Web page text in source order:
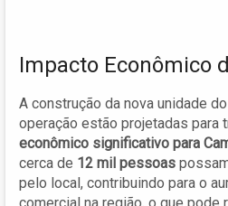
Impacto Econômico
A construção da nova unidade
operação estão projetadas para
econômico significativo para
cerca de 12 mil pessoas
pelo local, contribuindo para o
comercial na região, o que pode